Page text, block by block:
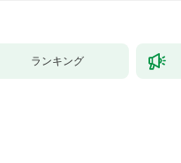
ランキング